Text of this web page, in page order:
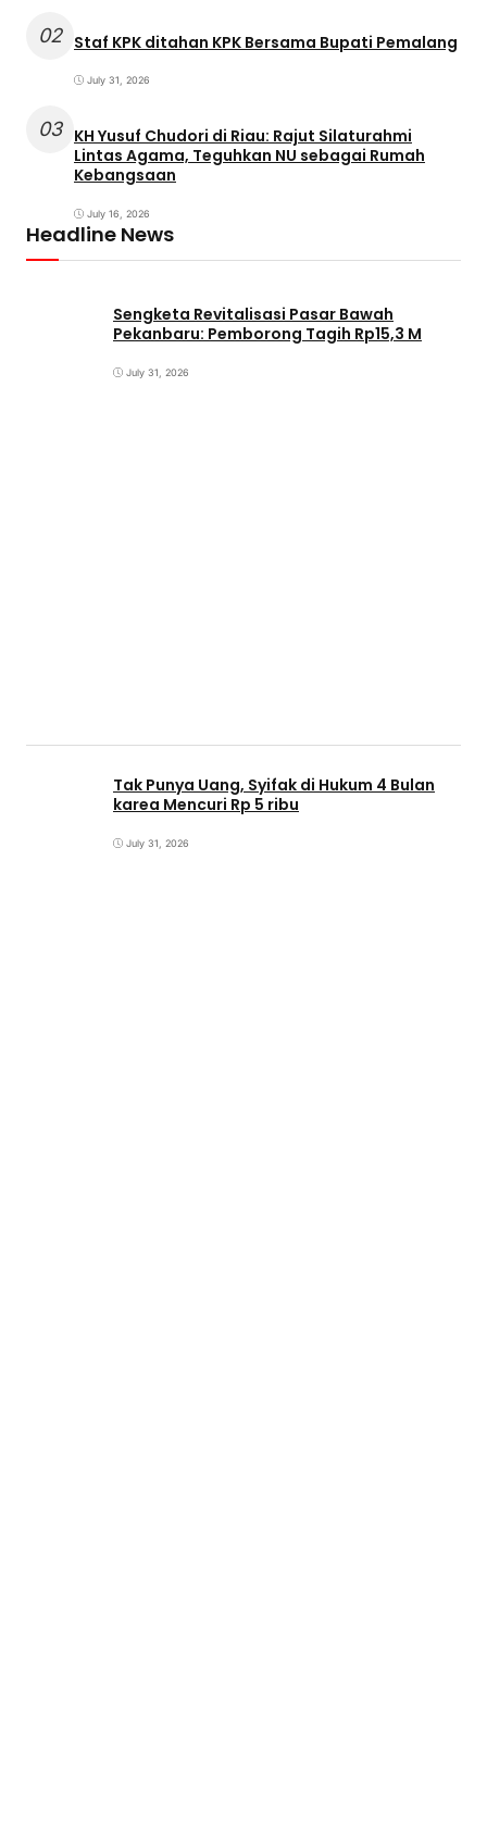
02 Staf KPK ditahan KPK Bersama Bupati Pemalang
July 31, 2026
03 KH Yusuf Chudori di Riau: Rajut Silaturahmi
Lintas Agama, Teguhkan NU sebagai Rumah
Kebangsaan
July 16, 2026
Headline News
Sengketa Revitalisasi Pasar Bawah
Pekanbaru: Pemborong Tagih Rp15,3 M
July 31, 2026
Tak Punya Uang, Syifak di Hukum 4 Bulan
karea Mencuri Rp 5 ribu
July 31, 2026